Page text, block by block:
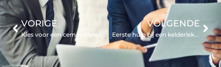
VORIGE
Kies voor een cementdekvloer als kwalitatieve ondervloer
VOLGENDE
Eerste hulp bij een kelderlekkage